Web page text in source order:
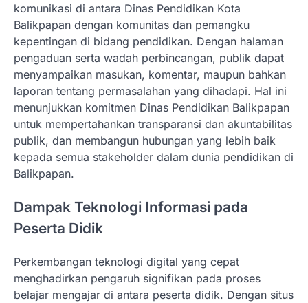
komunikasi di antara Dinas Pendidikan Kota
Balikpapan dengan komunitas dan pemangku
kepentingan di bidang pendidikan. Dengan halaman
pengaduan serta wadah perbincangan, publik dapat
menyampaikan masukan, komentar, maupun bahkan
laporan tentang permasalahan yang dihadapi. Hal ini
menunjukkan komitmen Dinas Pendidikan Balikpapan
untuk mempertahankan transparansi dan akuntabilitas
publik, dan membangun hubungan yang lebih baik
kepada semua stakeholder dalam dunia pendidikan di
Balikpapan.
Dampak Teknologi Informasi pada
Peserta Didik
Perkembangan teknologi digital yang cepat
menghadirkan pengaruh signifikan pada proses
belajar mengajar di antara peserta didik. Dengan situs